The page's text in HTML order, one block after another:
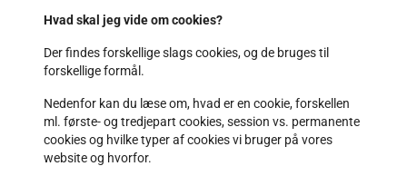
Hvad skal jeg vide om cookies?
Der findes forskellige slags cookies, og de bruges til
forskellige formål.
Nedenfor kan du læse om, hvad er en cookie, forskellen
ml. første- og tredjepart cookies, session vs. permanente
cookies og hvilke typer af cookies vi bruger på vores
website og hvorfor.